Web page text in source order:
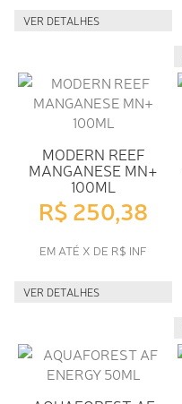
VER DETALHES
MODERN REEF
MANGANESE MN+
100ML
R$ 250,38
EM ATÉ X DE R$ INF
VER DETALHES